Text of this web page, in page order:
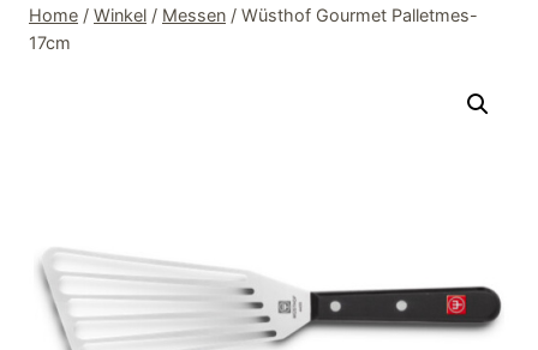
Home / Winkel / Messen / Wüsthof Gourmet Palletmes-
17cm